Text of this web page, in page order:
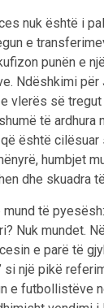
nuk është i
e
punën e
Ndëshkimi për
vlerës së
të ardhura
është cilësuar
humbjet
dhe skuadra
të
Nuk mundet.
e parë të
si një pikë
e futbollistëve